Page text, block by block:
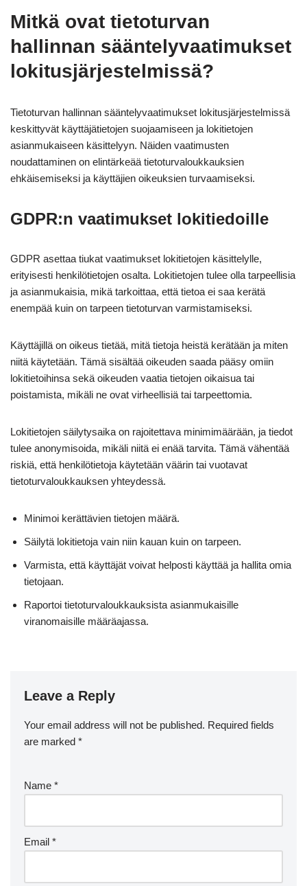
Mitkä ovat tietoturvan
hallinnan sääntelyvaatimukset
lokitusjärjestelmissä?
Tietoturvan hallinnan sääntelyvaatimukset lokitusjärjestelmissä
keskittyvät käyttäjätietojen suojaamiseen ja lokitietojen
asianmukaiseen käsittelyyn. Näiden vaatimusten
noudattaminen on elintärkeää tietoturvaloukkauksien
ehkäisemiseksi ja käyttäjien oikeuksien turvaamiseksi.
GDPR:n vaatimukset lokitiedoille
GDPR asettaa tiukat vaatimukset lokitietojen käsittelylle,
erityisesti henkilötietojen osalta. Lokitietojen tulee olla tarpeellisia
ja asianmukaisia, mikä tarkoittaa, että tietoa ei saa kerätä
enempää kuin on tarpeen tietoturvan varmistamiseksi.
Käyttäjillä on oikeus tietää, mitä tietoja heistä kerätään ja miten
niitä käytetään. Tämä sisältää oikeuden saada pääsy omiin
lokitietoihinsa sekä oikeuden vaatia tietojen oikaisua tai
poistamista, mikäli ne ovat virheellisiä tai tarpeettomia.
Lokitietojen säilytysaika on rajoitettava minimimäärään, ja tiedot
tulee anonymisoida, mikäli niitä ei enää tarvita. Tämä vähentää
riskiä, että henkilötietoja käytetään väärin tai vuotavat
tietoturvaloukkauksen yhteydessä.
Minimoi kerättävien tietojen määrä.
Säilytä lokitietoja vain niin kauan kuin on tarpeen.
Varmista, että käyttäjät voivat helposti käyttää ja hallita omia
tietojaan.
Raportoi tietoturvaloukkauksista asianmukaisille
viranomaisille määräajassa.
Leave a Reply
Your email address will not be published. Required fields
are marked *
Name *
Email *